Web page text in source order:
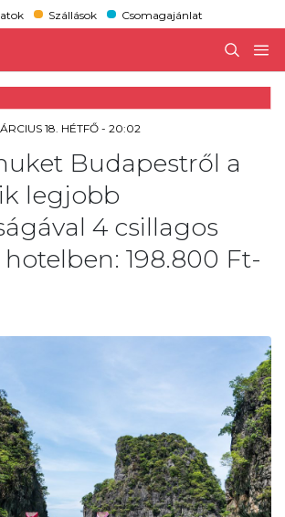
Szállások Csomagajánlat
18. HÉTFŐ - 20:02
Budapestről a
legjobb
4 csillagos
198.800 Ft-